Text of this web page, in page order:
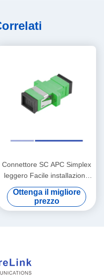
Connettore SC APC Simplex
leggero Facile installazione
con flange verde
Ottenga il migliore
prezzo